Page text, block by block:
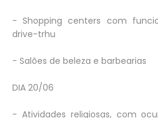
- Shopping centers com
drive-trhu
- Salões de beleza e barbearias
DIA 20/06
- Atividades religiosas, com